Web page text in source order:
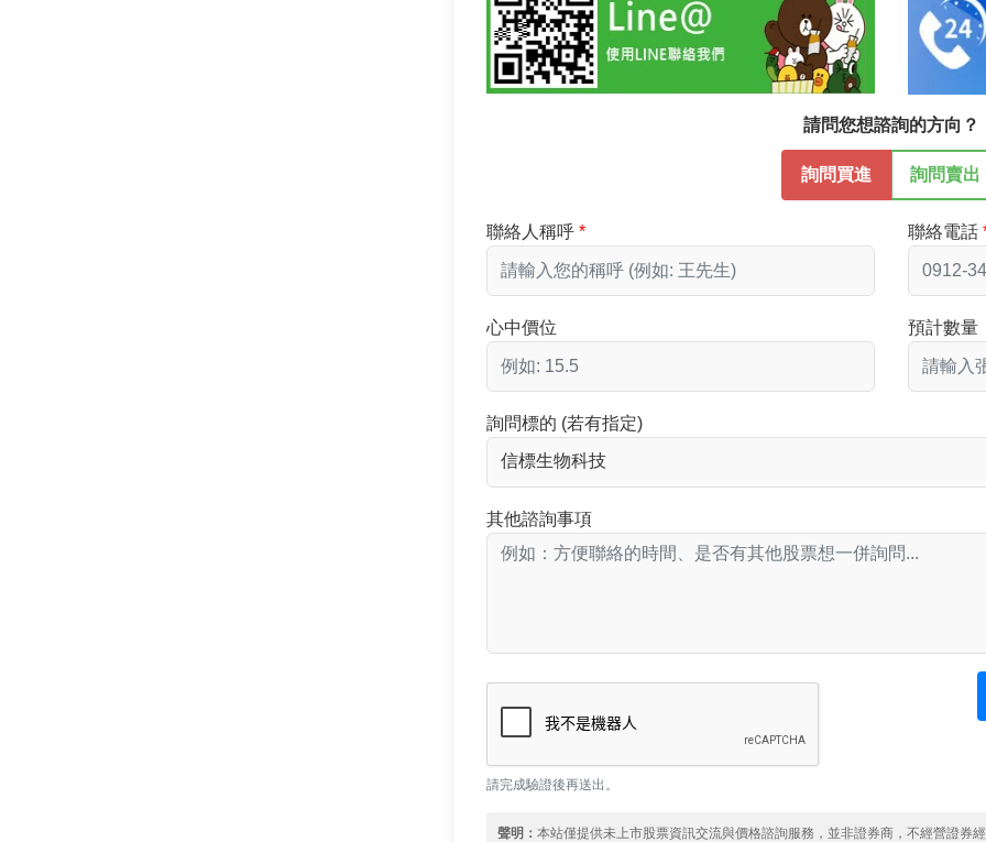
請問您想諮詢的方向？
詢問買進 詢問賣出
聯絡人稱呼 聯絡電話
心中價位 預計數量
詢問標的 (若有指定)
其他諮詢事項
請完成驗證後再送出。
聲明：本站僅提供未上市股票資訊交流與價格諮詢服務，並非證券商，不經營證券